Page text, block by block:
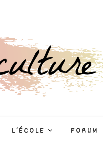
L’ÉCOLE FORUM